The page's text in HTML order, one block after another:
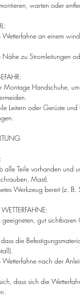
Ihre
warten oder
an einem
Nähe zu Stromleitungen
Montage Handschuhe,
Leitern oder Gerüste
alle Teile vorhanden und
Mast).
Werkzeug bereit (z. B.
gut
die
nach der
dass sich die